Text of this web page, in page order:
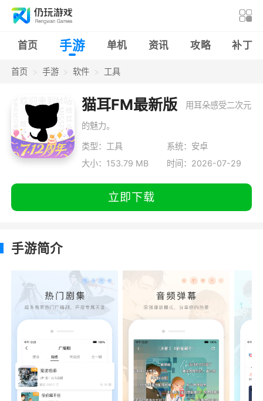
首页 手游 单机 资讯 攻略 补丁
首页 手游 软件 工具
猫耳FM最新版 用耳朵感受二次元
的魅力。
类型：工具
系统：安卓
大小：153.79 MB
时间：2026-07-29
立即下载
手游简介